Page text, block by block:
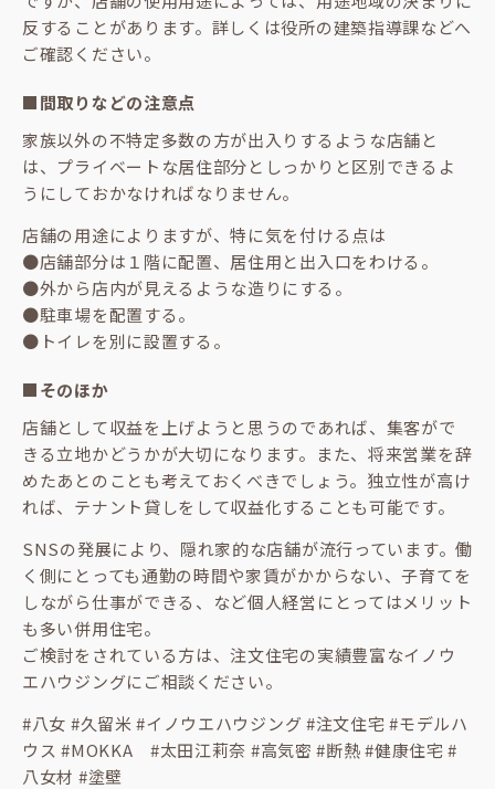
反することがあります。詳しくは役所の建築指導課などへ
ご確認ください。
■間取りなどの注意点
家族以外の不特定多数の方が出入りするような店舗と
は、プライベートな居住部分としっかりと区別できるよ
うにしておかなければなりません。
店舗の用途によりますが、特に気を付ける点は
●店舗部分は１階に配置、居住用と出入口をわける。
●外から店内が見えるような造りにする。
●駐車場を配置する。
●トイレを別に設置する。
■そのほか
店舗として収益を上げようと思うのであれば、集客がで
きる立地かどうかが大切になります。また、将来営業を辞
めたあとのことも考えておくべきでしょう。独立性が高け
れば、テナント貸しをして収益化することも可能です。
SNSの発展により、隠れ家的な店舗が流行っています。働
く側にとっても通勤の時間や家賃がかからない、子育てを
しながら仕事ができる、など個人経営にとってはメリット
も多い併用住宅。
ご検討をされている方は、注文住宅の実績豊富なイノウ
エハウジングにご相談ください。
#八女 #久留米 #イノウエハウジング #注文住宅 #モデルハ
ウス #MOKKA #太田江莉奈 #高気密 #断熱 #健康住宅 #
八女材 #塗壁